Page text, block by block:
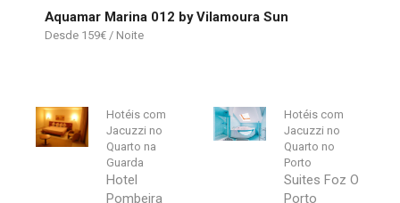
Aquamar Marina 012 by Vilamoura Sun
159€
Hotéis com
Jacuzzi no
Quarto na
Guarda
Hotel
Pombeira
Hotéis com
Jacuzzi no
Quarto no
Porto
Suites Foz O
Porto